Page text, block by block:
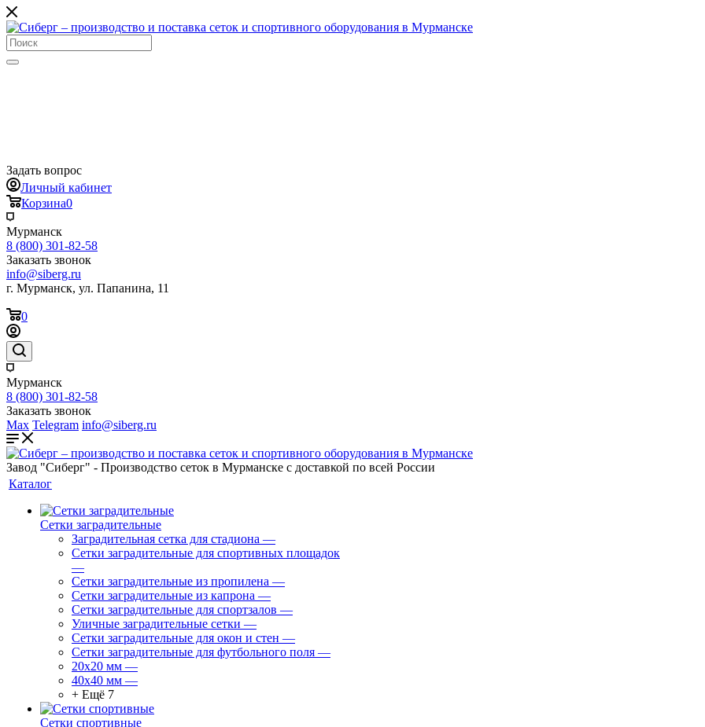
Задать вопрос
Личный кабинет
Корзина0
Мурманск
8 (800) 301-82-58
Заказать звонок
info@siberg.ru
г. Мурманск, ул. Папанина, 11
0
Мурманск
8 (800) 301-82-58
Заказать звонок
Max Telegram info@siberg.ru
Завод "Сиберг" - Производство сеток в Мурманске с доставкой по всей России
Каталог
Сетки заградительные
Заградительная сетка для стадиона —
Сетки заградительные для спортивных площадок
—
Сетки заградительные из пропилена —
Сетки заградительные из капрона —
Сетки заградительные для спортзалов —
Уличные заградительные сетки —
Сетки заградительные для окон и стен —
Сетки заградительные для футбольного поля —
20х20 мм —
40х40 мм —
+ Ещё 7
Сетки спортивные